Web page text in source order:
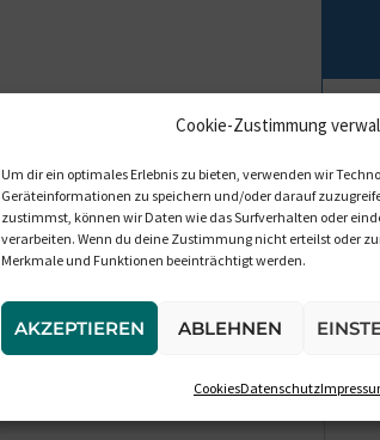
Cookie-Zustimmung
Um dir ein optimales Erlebnis zu bieten, verwenden wir
Geräteinformationen zu speichern und/oder darauf
zustimmst, können wir Daten wie das Surfverhalten oder
verarbeiten. Wenn du deine Zustimmung nicht erteilst oder
Merkmale und Funktionen beeinträchtigt werden.
AKZEPTIEREN ABLEHNEN
CookiesDatenschutz